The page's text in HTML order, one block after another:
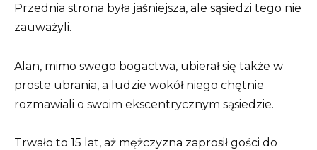
Przednia strona była jaśniejsza, ale sąsiedzi tego nie
zauważyli.
Alan, mimo swego bogactwa, ubierał się także w
proste ubrania, a ludzie wokół niego chętnie
rozmawiali o swoim ekscentrycznym sąsiedzie.
Trwało to 15 lat, aż mężczyzna zaprosił gości do